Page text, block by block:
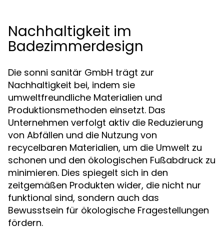
Nachhaltigkeit im
Badezimmerdesign
Die sonni sanitär GmbH trägt zur
Nachhaltigkeit bei, indem sie
umweltfreundliche Materialien und
Produktionsmethoden einsetzt. Das
Unternehmen verfolgt aktiv die Reduzierung
von Abfällen und die Nutzung von
recycelbaren Materialien, um die Umwelt zu
schonen und den ökologischen Fußabdruck zu
minimieren. Dies spiegelt sich in den
zeitgemäßen Produkten wider, die nicht nur
funktional sind, sondern auch das
Bewusstsein für ökologische Fragestellungen
fördern.